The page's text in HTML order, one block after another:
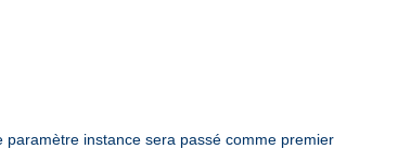
instance sera passé comme premier